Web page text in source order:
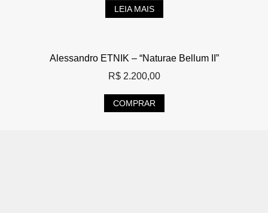
LEIA MAIS
Alessandro ETNIK – “Naturae Bellum II”
R$2.200,00
COMPRAR